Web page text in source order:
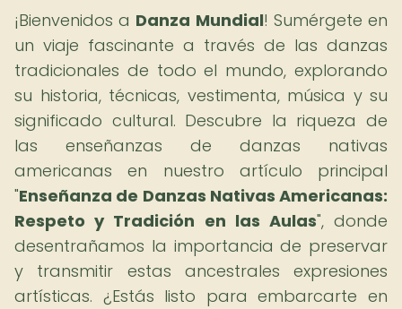
¡Bienvenidos a Danza Mundial! Sumérgete en
un viaje fascinante a través de las danzas
tradicionales de todo el mundo, explorando
su historia, técnicas, vestimenta, música y su
significado cultural. Descubre la riqueza de
las enseñanzas de danzas nativas
americanas en nuestro artículo principal
"Enseñanza de Danzas Nativas Americanas:
Respeto y Tradición en las Aulas", donde
desentrañamos la importancia de preservar
y transmitir estas ancestrales expresiones
artísticas. ¿Estás listo para embarcarte en